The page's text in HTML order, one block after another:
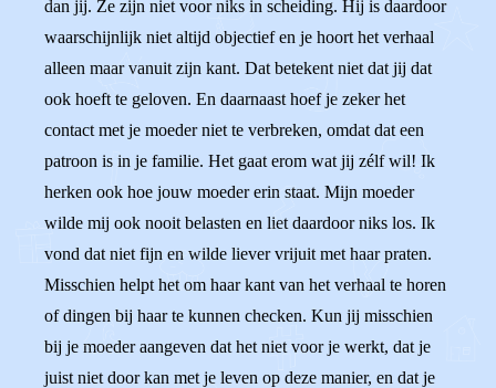
dan jij. Ze zijn niet voor niks in scheiding. Hij is daardoor
waarschijnlijk niet altijd objectief en je hoort het verhaal
alleen maar vanuit zijn kant. Dat betekent niet dat jij dat
ook hoeft te geloven. En daarnaast hoef je zeker het
contact met je moeder niet te verbreken, omdat dat een
patroon is in je familie. Het gaat erom wat jij zélf wil! Ik
herken ook hoe jouw moeder erin staat. Mijn moeder
wilde mij ook nooit belasten en liet daardoor niks los. Ik
vond dat niet fijn en wilde liever vrijuit met haar praten.
Misschien helpt het om haar kant van het verhaal te horen
of dingen bij haar te kunnen checken. Kun jij misschien
bij je moeder aangeven dat het niet voor je werkt, dat je
juist niet door kan met je leven op deze manier, en dat je